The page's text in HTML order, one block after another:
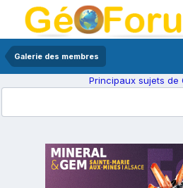
Galerie des membres
Principaux sujets de